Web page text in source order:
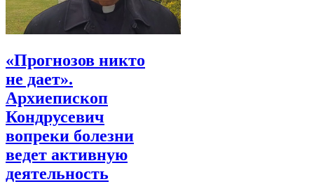
«Прогнозов никто
не дает».
Архиепископ
Кондрусевич
вопреки болезни
ведет активную
деятельность